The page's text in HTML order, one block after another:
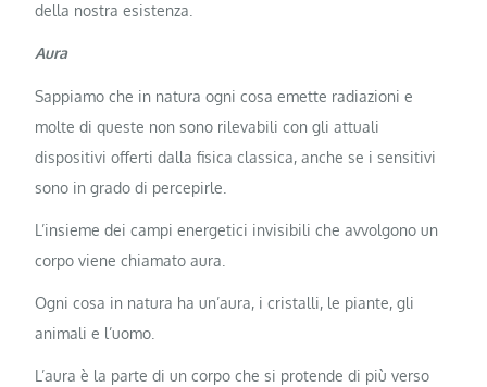
della nostra esistenza.
Aura
Sappiamo che in natura ogni cosa emette radiazioni e
molte di queste non sono rilevabili con gli attuali
dispositivi offerti dalla fisica classica, anche se i sensitivi
sono in grado di percepirle.
L’insieme dei campi energetici invisibili che avvolgono un
corpo viene chiamato aura.
Ogni cosa in natura ha un’aura, i cristalli, le piante, gli
animali e l’uomo.
L’aura è la parte di un corpo che si protende di più verso